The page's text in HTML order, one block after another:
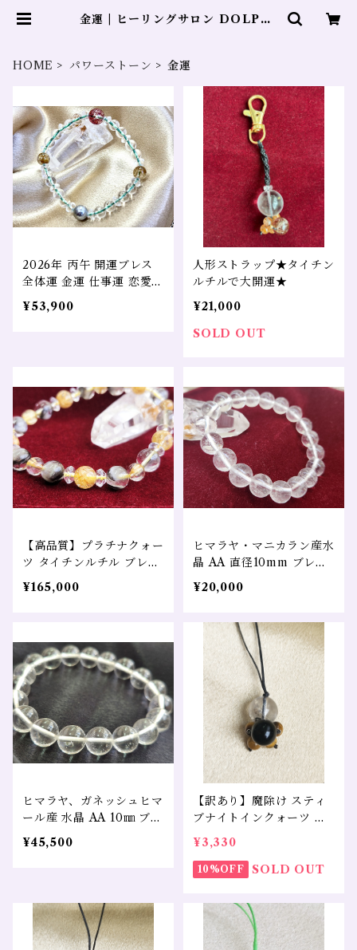
金運 | ヒーリングサロン DOLPHI
HOME パワーストーン 金運
2026年 丙午 開運ブレス
全体運 金運 仕事運 恋愛運
スーパーセブン タイチン
ルチル ギベオン隕石
¥53,900
人形ストラップ★タイチン
ルチルで大開運★
¥21,000
SOLD OUT
【高品質】プラチナクォー
ツ タイチンルチル ブレス
レット売り 金運 仕事運 恋
愛運 財運 幸福招来
¥165,000
ヒマラヤ・マニカラン産水
晶 AA 直径10mm ブレス
レット 浄化 ヒーリング 瞑
想 チャクラ スピリチュア
¥20,000
ヒマラヤ、ガネッシュヒマ
ール産 水晶 AA 10㎜ ブレ
スレット 浄化 守護 魔除け
負を絶ちきる
¥45,500
【訳あり】魔除け スティ
ブナイトインクォーツ モ
リオン タイガーアイ
¥3,330
10%OFF SOLD OUT